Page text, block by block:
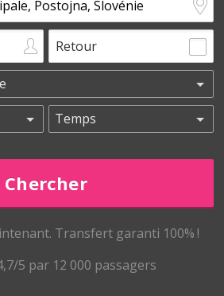
Retour
Transfert garanti 100% !
5 par 12 000 passagers